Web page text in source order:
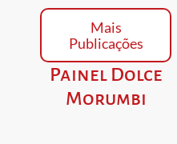
Mais
Publicações
Painel Dolce
Morumbi